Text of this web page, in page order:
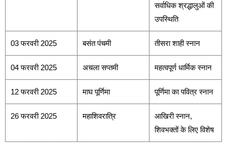
सर्वाधिक श्रद्धालुओं की
उपस्थिति
03 फरवरी 2025 बसंत पंचमी तीसरा शाही स्नान
04 फरवरी 2025 अचला सप्तमी महत्वपूर्ण धार्मिक स्नान
12 फरवरी 2025 माघ पूर्णिमा पूर्णिमा का पवित्र स्नान
26 फरवरी 2025 महाशिवरात्रि
आखिरी स्नान,
शिवभक्तों के लिए विशेष